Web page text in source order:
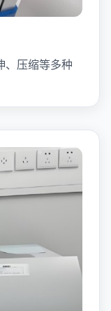
、压缩等多种